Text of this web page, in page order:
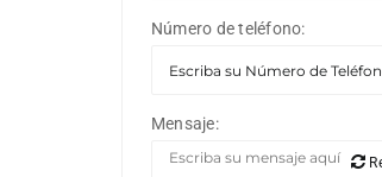
Número de teléfono:
Mensaje: